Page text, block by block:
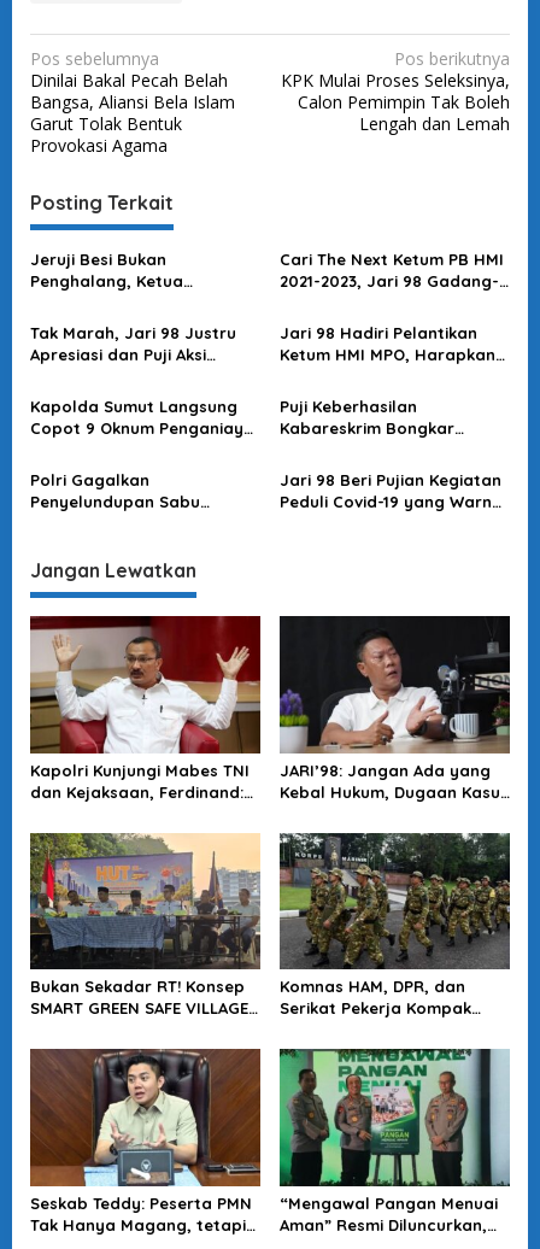
N
a
v
i
g
a
s
i
p
o
s
Pos sebelumnya
Dinilai Bakal Pecah Belah
Bangsa, Aliansi Bela Islam
Garut Tolak Bentuk
Provokasi Agama
Pos berikutnya
KPK Mulai Proses Seleksinya,
Calon Pemimpin Tak Boleh
Lengah dan Lemah
Posting Terkait
Jeruji Besi Bukan
Penghalang, Ketua
Berkarya dan Asah Diri
Cari The Next Ketum PB HMI
2021-2023, Jari 98 Gadang-
Tak Marah, Jari 98 Justru
Apresiasi dan Puji Aksi
Jari 98 Hadiri Pelantikan
Ketum HMI MPO, Harapkan
Optimisme Pemuda
Kapolda Sumut Langsung
Copot 9 Oknum Penganiaya
Penuh
Puji Keberhasilan
Kabareskrim Bongkar
Internasional, Jari 98 :
Gebrakan Hebat!
Polri Gagalkan
Penyelundupan Sabu
Jari 98 Beri Pujian Kegiatan
Peduli Covid-19 yang Warnai
Jangan Lewatkan
Kapolri Kunjungi Mabes TNI
dan Kejaksaan, Ferdinand:
Soliditas Antar Lembaga
JARI’98: Jangan Ada yang
Kebal Hukum, Dugaan Kasus
Tuntas
Bukan Sekadar RT! Konsep
SMART GREEN SAFE VILLAGE
Depan Kota
Komnas HAM, DPR, dan
Serikat Pekerja Kompak
KDMP Diusut
Seskab Teddy: Peserta PMN
Tak Hanya Magang, tetapi
“Mengawal Pangan Menuai
Aman” Resmi Diluncurkan,